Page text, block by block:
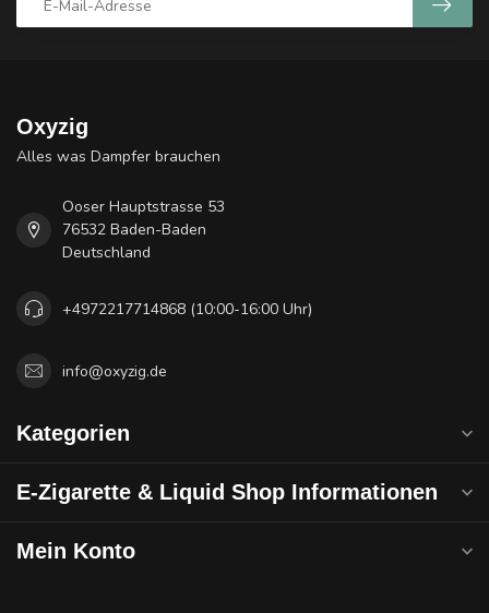
Oxyzig
Alles was Dampfer brauchen
Ooser Hauptstrasse 53
76532 Baden-Baden
Deutschland
+4972217714868 (10:00-16:00 Uhr)
info@oxyzig.de
Kategorien
E-Zigarette & Liquid Shop Informationen
Mein Konto